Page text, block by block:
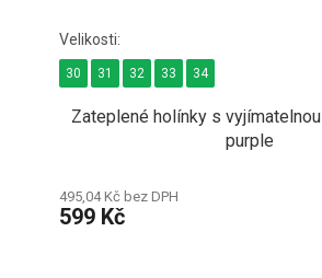
Zateplené holínky s
purple
495,04 Kč bez DPH
599 Kč
30 31 32 33 34